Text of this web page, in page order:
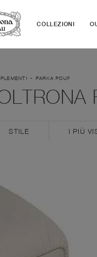
COLLEZIONI
- PARKA POUF
STILE I PIÙ